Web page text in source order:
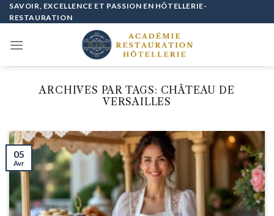
Passer
au
SAVOIR, EXCELLENCE ET PASSION EN HÔTELLERIE-
RESTAURATION
ARCHIVES PAR TAGS: CHÂTEAU DE
VERSAILLES
05
Avr